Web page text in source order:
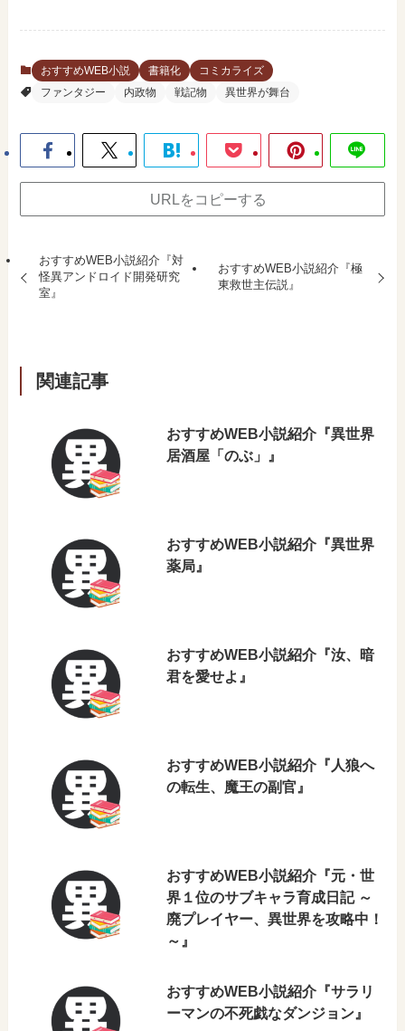
おすすめWEB小説 書籍化
コミカライズ
ファンタジー
内政物 戦記物 異世界が舞台
URLをコピーする
おすすめWEB小説紹介『対
怪異アンドロイド開発研究
室』
おすすめWEB小説紹介『極
東救世主伝説』
関連記事
おすすめWEB小説紹介『異世界
居酒屋「のぶ」』
おすすめWEB小説紹介『異世界
薬局』
おすすめWEB小説紹介『汝、暗
君を愛せよ』
おすすめWEB小説紹介『人狼へ
の転生、魔王の副官』
おすすめWEB小説紹介『元・世
界１位のサブキャラ育成日記 ～
廃プレイヤー、異世界を攻略中！
～』
おすすめWEB小説紹介『サラリ
ーマンの不死戯なダンジョン』